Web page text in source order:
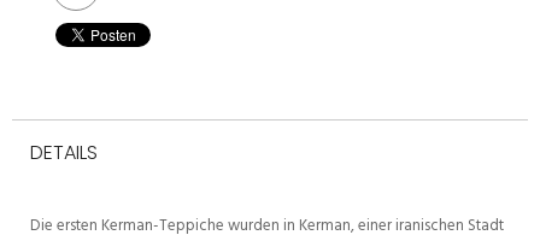
DETAILS
Die ersten Kerman-Teppiche wurden in Kerman, einer iranischen Stadt